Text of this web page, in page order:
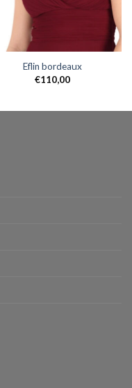
Eflin bordeaux
€110,00